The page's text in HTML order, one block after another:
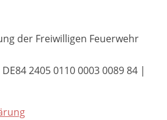
der Freiwilligen Feuerwehr
2405 0110 0003 0089 84 |